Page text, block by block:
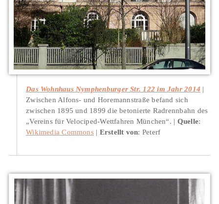
Das Wohnhaus Nymphenburger Str. 122 im Jahr 2014
Zwischen Alfons- und Horemannstraße befand sich
zwischen 1895 und 1899 die betonierte Radrennbahn des
„Vereins für Velociped-Wettfahren München“.
Quelle:
Wikimedia Commons
Erstellt von: Peterf